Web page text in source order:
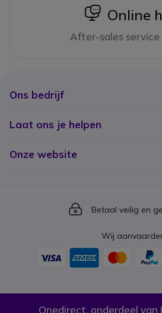
icon
Online
After-sales service
Ons bedrijf
Laat ons je helpen
Onze website
Icon
Betaal veilig en
Wij
Onedirect, onderdeel van